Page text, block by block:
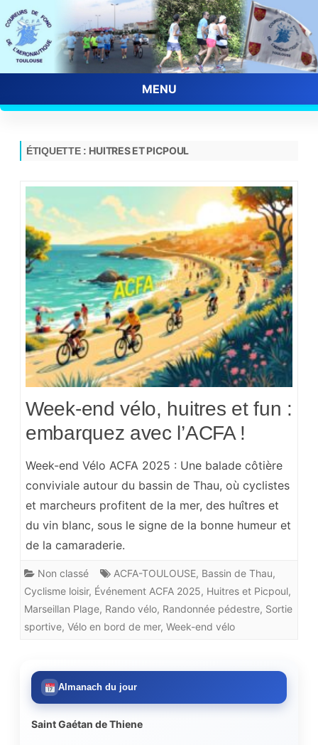
MENU
Skip
ÉTIQUETTE : HUITRES ET PICPOUL
Week-end vélo, huitres et fun :
embarquez avec l’ACFA !
Week-end Vélo ACFA 2025 : Une balade côtière
conviviale autour du bassin de Thau, où cyclistes
et marcheurs profitent de la mer, des huîtres et
du vin blanc, sous le signe de la bonne humeur et
de la camaraderie.
Non classé ACFA-TOULOUSE, Bassin de Thau,
Cyclisme loisir, Événement ACFA 2025, Huitres et Picpoul,
Marseillan Plage, Rando vélo, Randonnée pédestre, Sortie
sportive, Vélo en bord de mer, Week-end vélo
Almanach du jour
Saint Gaétan de Thiene